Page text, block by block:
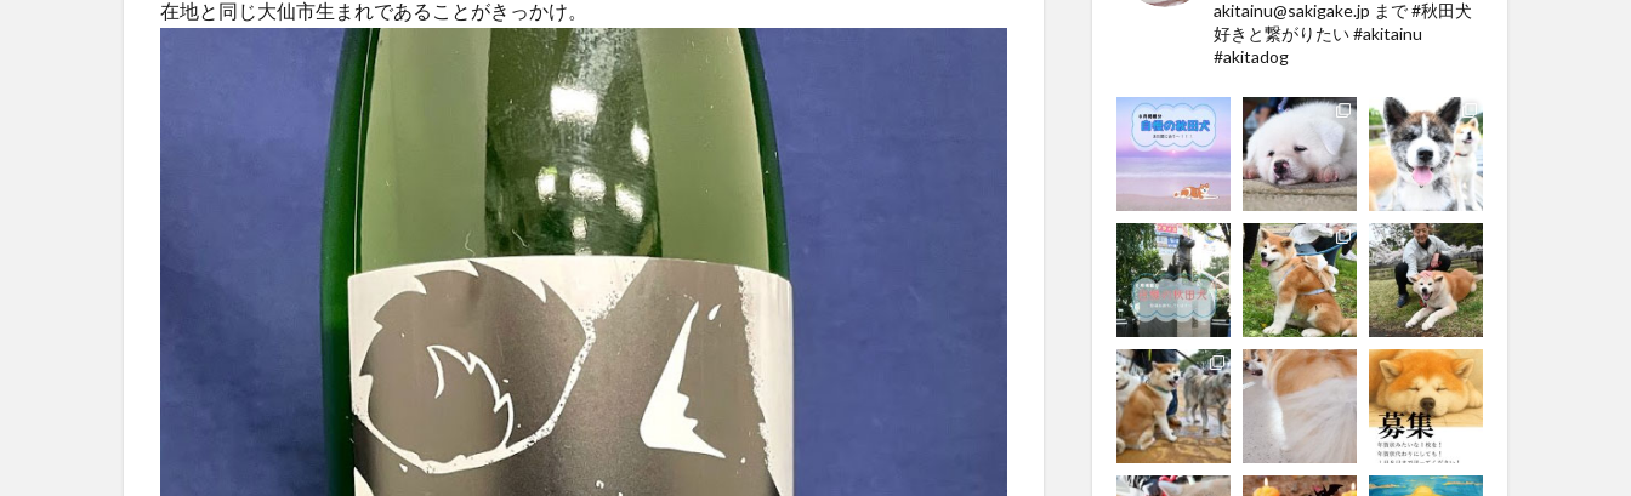
在地と同じ大仙市生まれであることがきっかけ。
akitainu@sakigake.jp まで#秋田犬
好きと繋がりたい #akitainu
#akitadog